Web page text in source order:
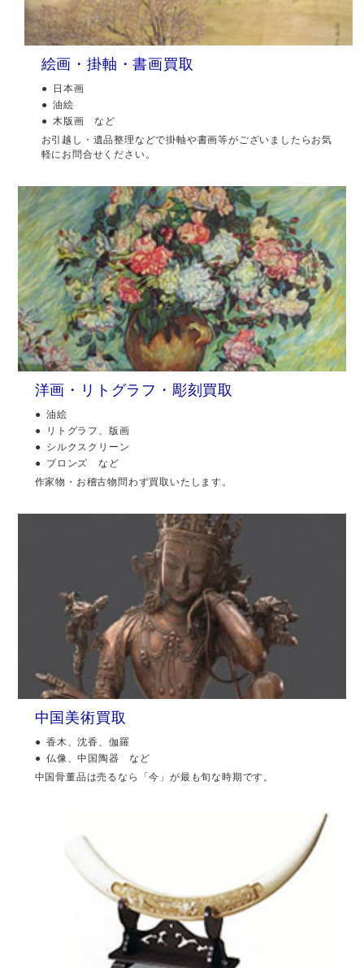
絵画・掛軸・書画買取
日本画
油絵
木版画 など
お引越し・遺品整理などで掛軸や書画等がございましたらお気
軽にお問合せください。
洋画・リトグラフ・彫刻買取
油絵
リトグラフ、版画
シルクスクリーン
ブロンズ など
作家物・お稽古物問わず買取いたします。
中国美術買取
香木、沈香、伽羅
仏像、中国陶器 など
中国骨董品は売るなら「今」が最も旬な時期です。